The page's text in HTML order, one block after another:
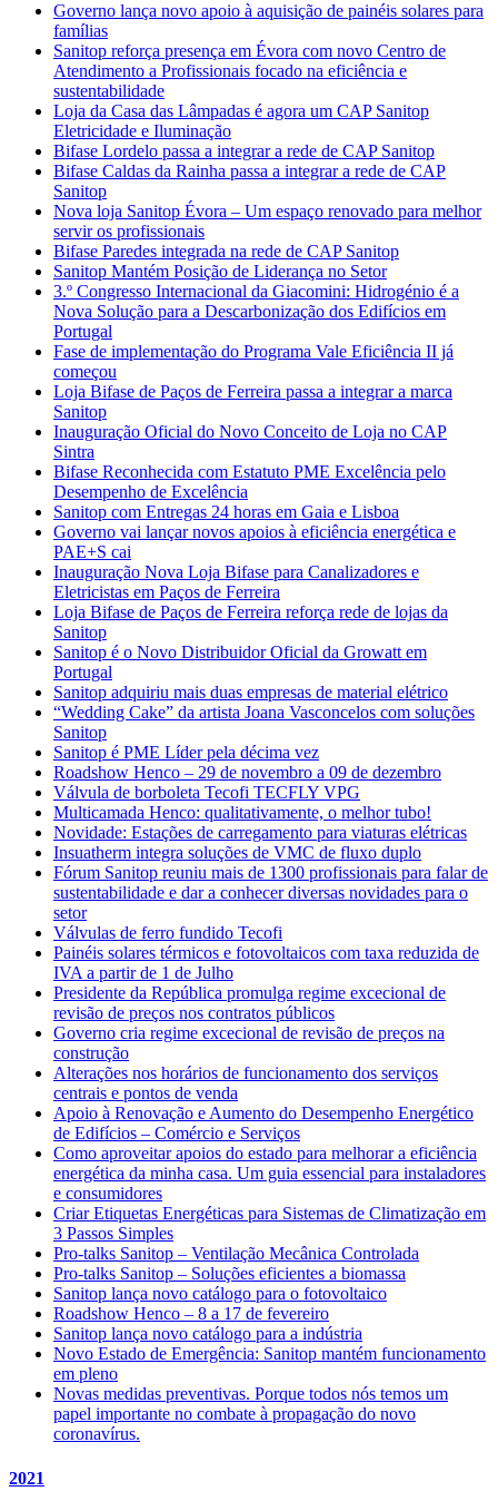
Governo lança novo apoio à aquisição de painéis solares para
famílias
Sanitop reforça presença em Évora com novo Centro de
Atendimento a Profissionais focado na eficiência e
sustentabilidade
Loja da Casa das Lâmpadas é agora um CAP Sanitop
Eletricidade e Iluminação
Bifase Lordelo passa a integrar a rede de CAP Sanitop
Bifase Caldas da Rainha passa a integrar a rede de CAP
Sanitop
Nova loja Sanitop Évora – Um espaço renovado para melhor
servir os profissionais
Bifase Paredes integrada na rede de CAP Sanitop
Sanitop Mantém Posição de Liderança no Setor
3.º Congresso Internacional da Giacomini: Hidrogénio é a
Nova Solução para a Descarbonização dos Edifícios em
Portugal
Fase de implementação do Programa Vale Eficiência II já
começou
Loja Bifase de Paços de Ferreira passa a integrar a marca
Sanitop
Inauguração Oficial do Novo Conceito de Loja no CAP
Sintra
Bifase Reconhecida com Estatuto PME Excelência pelo
Desempenho de Excelência
Sanitop com Entregas 24 horas em Gaia e Lisboa
Governo vai lançar novos apoios à eficiência energética e
PAE+S cai
Inauguração Nova Loja Bifase para Canalizadores e
Eletricistas em Paços de Ferreira
Loja Bifase de Paços de Ferreira reforça rede de lojas da
Sanitop
Sanitop é o Novo Distribuidor Oficial da Growatt em
Portugal
Sanitop adquiriu mais duas empresas de material elétrico
“Wedding Cake” da artista Joana Vasconcelos com soluções
Sanitop
Sanitop é PME Líder pela décima vez
Roadshow Henco – 29 de novembro a 09 de dezembro
Válvula de borboleta Tecofi TECFLY VPG
Multicamada Henco: qualitativamente, o melhor tubo!
Novidade: Estações de carregamento para viaturas elétricas
Insuatherm integra soluções de VMC de fluxo duplo
Fórum Sanitop reuniu mais de 1300 profissionais para falar de
sustentabilidade e dar a conhecer diversas novidades para o
setor
Válvulas de ferro fundido Tecofi
Painéis solares térmicos e fotovoltaicos com taxa reduzida de
IVA a partir de 1 de Julho
Presidente da República promulga regime excecional de
revisão de preços nos contratos públicos
Governo cria regime excecional de revisão de preços na
construção
Alterações nos horários de funcionamento dos serviços
centrais e pontos de venda
Apoio à Renovação e Aumento do Desempenho Energético
de Edifícios – Comércio e Serviços
Como aproveitar apoios do estado para melhorar a eficiência
energética da minha casa. Um guia essencial para instaladores
e consumidores
Criar Etiquetas Energéticas para Sistemas de Climatização em
3 Passos Simples
Pro-talks Sanitop – Ventilação Mecânica Controlada
Pro-talks Sanitop – Soluções eficientes a biomassa
Sanitop lança novo catálogo para o fotovoltaico
Roadshow Henco – 8 a 17 de fevereiro
Sanitop lança novo catálogo para a indústria
Novo Estado de Emergência: Sanitop mantém funcionamento
em pleno
Novas medidas preventivas. Porque todos nós temos um
papel importante no combate à propagação do novo
coronavírus.
2021